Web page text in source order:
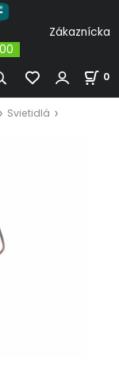
0
Svietidlá